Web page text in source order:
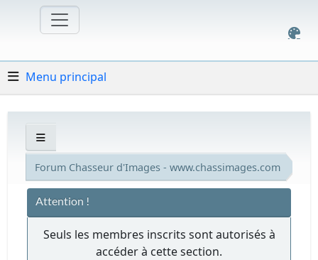
Menu principal
Forum Chasseur d'Images - www.chassimages.com
Attention !
Seuls les membres inscrits sont autorisés à
accéder à cette section.